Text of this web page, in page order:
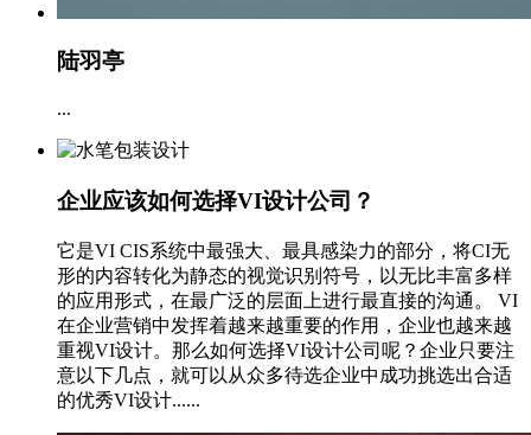
陆羽亭
...
企业应该如何选择VI设计公司？
它是VI CIS系统中最强大、最具感染力的部分，将CI无
形的内容转化为静态的视觉识别符号，以无比丰富多样
的应用形式，在最广泛的层面上进行最直接的沟通。 VI
在企业营销中发挥着越来越重要的作用，企业也越来越
重视VI设计。那么如何选择VI设计公司呢？企业只要注
意以下几点，就可以从众多待选企业中成功挑选出合适
的优秀VI设计......